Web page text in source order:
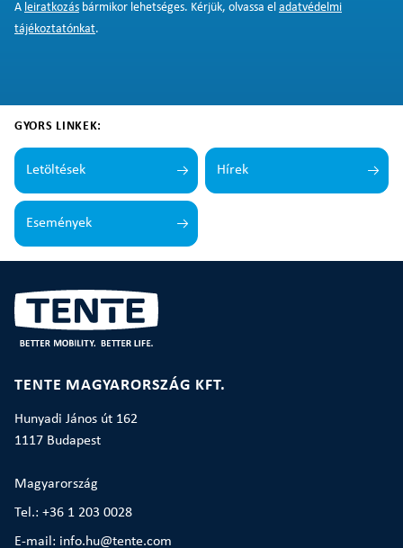
A leiratkozás bármikor lehetséges. Kérjük, olvassa el adatvédelmi
tájékoztatónkat.
GYORS LINKEK:
Letöltések Hírek
Események
TENTE MAGYARORSZÁG KFT.
Hunyadi János út 162
1117 Budapest
Magyarország
Tel.: +36 1 203 0028
E-mail: info.hu@tente.com